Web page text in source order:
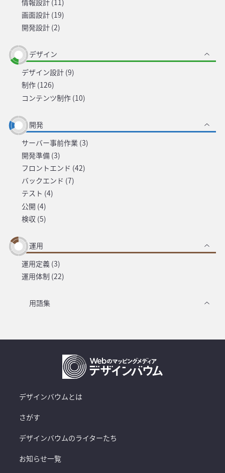
画面設計 (19)
開発設計 (2)
デザイン
デザイン設計 (9)
制作 (126)
コンテンツ制作 (10)
開発
サーバー事前作業 (3)
開発準備 (3)
フロントエンド (42)
バックエンド (7)
テスト (4)
公開 (4)
検収 (5)
運用
運用定義 (3)
運用体制 (22)
用語集
デザインバウムとは
さがす
デザインバウムのライターたち
お知らせ一覧